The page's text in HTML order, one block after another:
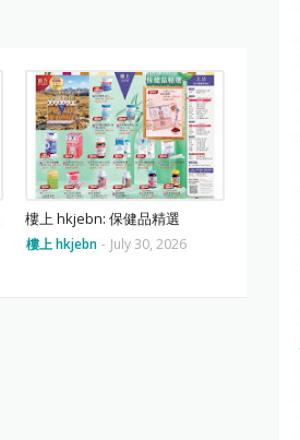
樓上 hkjebn: 保健品精選
樓上 hkjebn - July 30, 2026